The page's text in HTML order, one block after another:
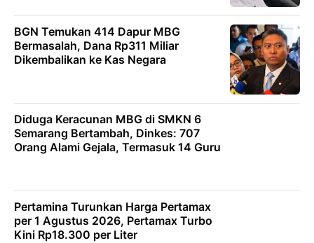
BGN Temukan 414 Dapur MBG
Bermasalah, Dana Rp311 Miliar
Dikembalikan ke Kas Negara
Diduga Keracunan MBG di SMKN 6
Semarang Bertambah, Dinkes: 707
Orang Alami Gejala, Termasuk 14 Guru
Pertamina Turunkan Harga Pertamax
per 1 Agustus 2026, Pertamax Turbo
Kini Rp18.300 per Liter